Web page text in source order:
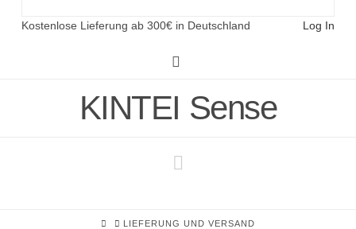
Kostenlose Lieferung ab 300€ in Deutschland Log In
KINTEI Sense
HOMELIEFERUNG UND VERSAND